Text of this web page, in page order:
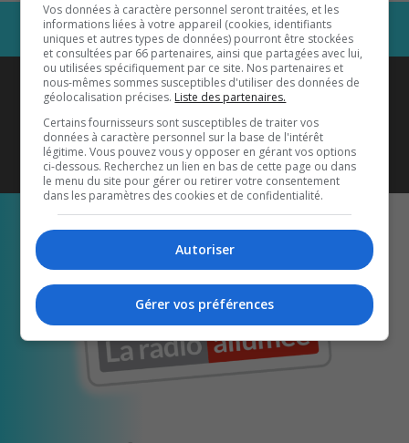
Coyote New Countryest diffusé
également sur1033 HD2
Écoutez-nous aussi sur…
Vos données à caractère personnel seront traitées, et les
informations liées à votre appareil (cookies, identifiants
uniques et autres types de données) pourront être stockées
et consultées par 66 partenaires, ainsi que partagées avec lui,
ou utilisées spécifiquement par ce site. Nos partenaires et
nous-mêmes sommes susceptibles d'utiliser des données de
géolocalisation précises. Liste des partenaires.
Certains fournisseurs sont susceptibles de traiter vos
données à caractère personnel sur la base de l'intérêt
légitime. Vous pouvez vous y opposer en gérant vos options
ci-dessous. Recherchez un lien en bas de cette page ou dans
le menu du site pour gérer ou retirer votre consentement
dans les paramètres des cookies et de confidentialité.
Autoriser
Gérer vos préférences